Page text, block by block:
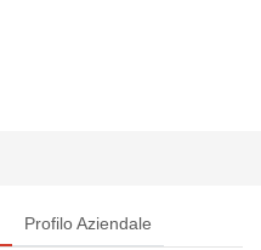
Profilo Aziendale